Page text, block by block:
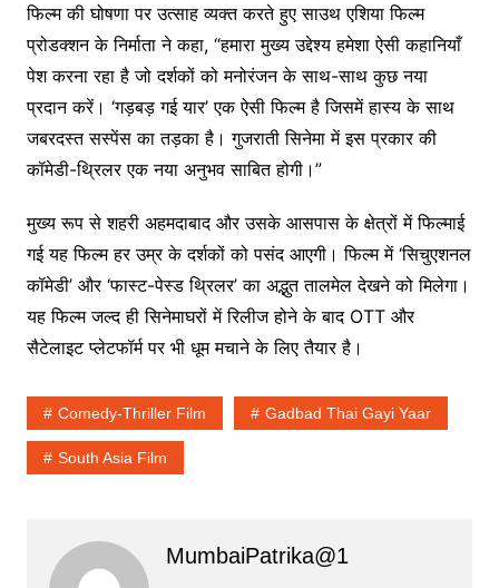
फिल्म की घोषणा पर उत्साह व्यक्त करते हुए साउथ एशिया फिल्म
प्रोडक्शन के निर्माता ने कहा, “हमारा मुख्य उद्देश्य हमेशा ऐसी कहानियाँ
पेश करना रहा है जो दर्शकों को मनोरंजन के साथ-साथ कुछ नया
प्रदान करें। ‘गड़बड़ गई यार’ एक ऐसी फिल्म है जिसमें हास्य के साथ
जबरदस्त सस्पेंस का तड़का है। गुजराती सिनेमा में इस प्रकार की
कॉमेडी-थ्रिलर एक नया अनुभव साबित होगी।”
मुख्य रूप से शहरी अहमदाबाद और उसके आसपास के क्षेत्रों में फिल्माई
गई यह फिल्म हर उम्र के दर्शकों को पसंद आएगी। फिल्म में ‘सिचुएशनल
कॉमेडी’ और ‘फास्ट-पेस्ड थ्रिलर’ का अद्भुत तालमेल देखने को मिलेगा।
यह फिल्म जल्द ही सिनेमाघरों में रिलीज होने के बाद OTT और
सैटेलाइट प्लेटफॉर्म पर भी धूम मचाने के लिए तैयार है।
Comedy-Thriller Film Gadbad Thai Gayi Yaar
South Asia Film
MumbaiPatrika@1